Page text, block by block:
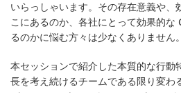
いらっしゃいます。その存在意義や、
こにあるのか、各社にとって効果的な
るのかに悩む方々は少なくありません。
本セッションで紹介した本質的な行動
長を考え続けるチームである限り変わ